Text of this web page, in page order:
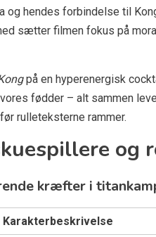
og hendes forbindelse til
sætter filmen fokus på
på en hyperenergisk
fødder – alt sammen
rulleteksterne rammer.
og
kræfter i
Karakter­beskrivelse